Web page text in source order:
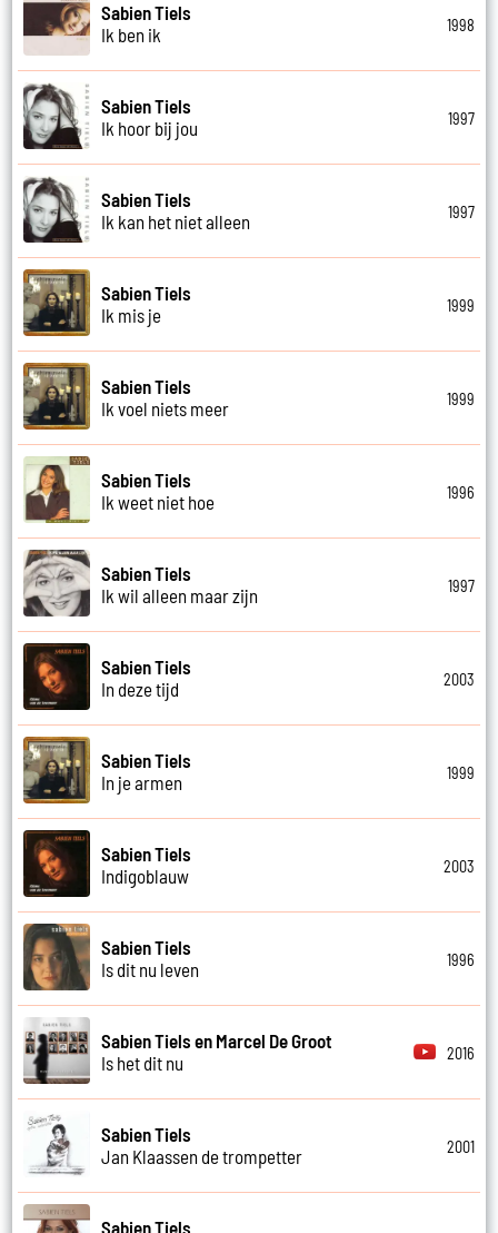
Sabien Tiels
Ik ben ik
1998
Sabien Tiels
Ik hoor bij jou
1997
Sabien Tiels
Ik kan het niet alleen
1997
Sabien Tiels
Ik mis je
1999
Sabien Tiels
Ik voel niets meer
1999
Sabien Tiels
Ik weet niet hoe
1996
Sabien Tiels
Ik wil alleen maar zijn
1997
Sabien Tiels
In deze tijd
2003
Sabien Tiels
In je armen
1999
Sabien Tiels
Indigoblauw
2003
Sabien Tiels
Is dit nu leven
1996
Sabien Tiels en Marcel De Groot
Is het dit nu
2016
Sabien Tiels
Jan Klaassen de trompetter
2001
Sabien Tiels